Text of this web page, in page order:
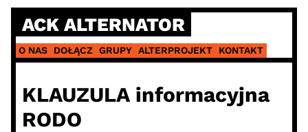
Skip
content
ACK ALTERNATOR
O NAS DOŁĄCZ GRUPY ALTERPROJEKT KONTAKT
KLAUZULA informacyjna
RODO